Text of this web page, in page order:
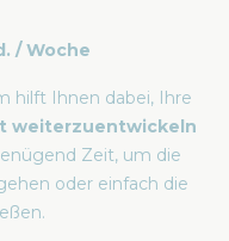
/ Woche
hilft Ihnen dabei, Ihre
weiterzuentwickeln
Zeit, um die
oder einfach die